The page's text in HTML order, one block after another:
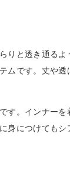
りと透き通る
ムです。丈や
す。インナー
身につけても